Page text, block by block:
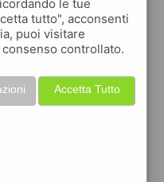
una app
'un'app per
usi
convertire inbuoni sconto
le tue
tutto", acconsenti
puoi visitare
controllato.
Accetta Tutto